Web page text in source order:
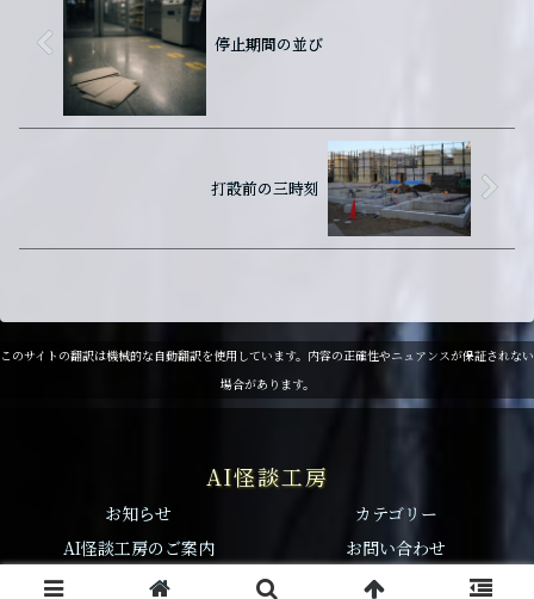
停止期間の並び
打設前の三時刻
このサイトの翻訳は機械的な自動翻訳を使用しています。内容の正確性やニュアンスが保証されない
場合があります。
AI怪談工房
お知らせ
カテゴリー
AI怪談工房のご案内
お問い合わせ
© 2025 TRUNK-STUDIO.